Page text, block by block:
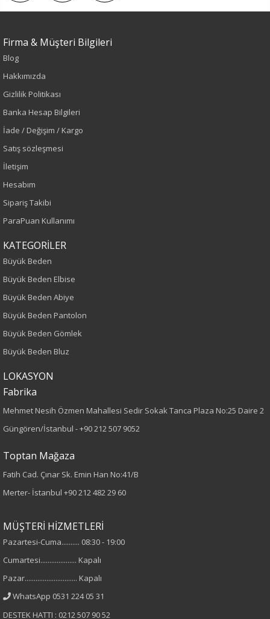
Sezon : YAZLIK
Renk
Sezon
Yaş Grubu
Yetişkin
Kalıp
Boy
Kumaş Tipi
Dokuma
Desen
Kumaş
%100 Viskon
Kol Tipi
Firma & Müşteri Bilgileri
Blog
Hakkımızda
Gizlilik Politikası
Banka Hesap Bilgileri
İade / Değişim / Kargo
Satış sözleşmesi
İletişim
Hesabım
Sipariş Takibi
ParaPuan Kullanımı
KATEGORİLER
Büyük Beden
Büyük Beden Elbise
Büyük Beden Abiye
Büyük Beden Pantolon
Büyük Beden Gömlek
Büyük Beden Bluz
LOKASYON
Fabrika
Mehmet Nesih Özmen Mahallesi Sedir Sokak Tanca Plaza No:25 Daire 2
Güngören/İstanbul -+90 212 507 9052
Toptan Mağaza
Fatih Cad. Çınar Sk. Emin Han No:41/B
Merter- İstanbul +90 212 482 29 60
MÜŞTERİ HİZMETLERİ
Pazartesi-Cuma.......... 08:30 - 19:00
Cumartesi.................... Kapalı
Pazar............................. Kapalı
WhatsApp 0531 224 05 31
DESTEK HATTI : 0212 507 90 52